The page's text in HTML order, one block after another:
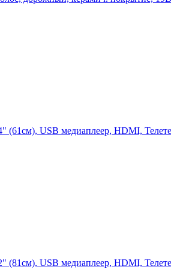
(61см), USB медиаплеер, HDMI,
(81см), USB медиаплеер, HDMI,